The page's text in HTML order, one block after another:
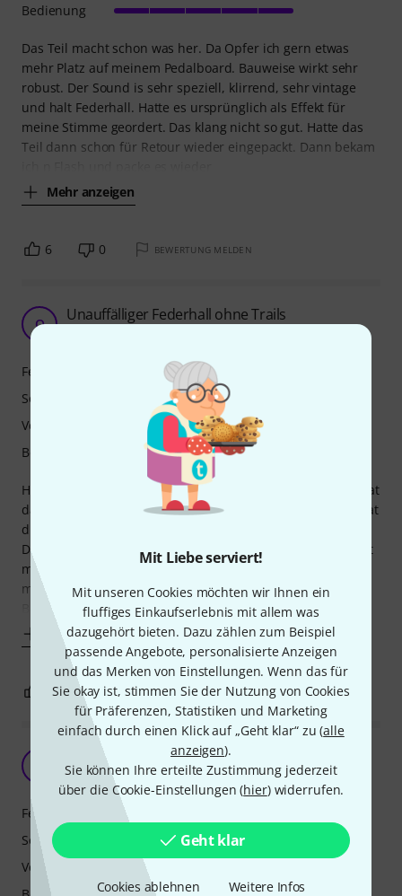
Mit Liebe serviert!
Mit unseren Cookies möchten wir Ihnen ein
fluffiges Einkaufserlebnis mit allem was
dazugehört bieten. Dazu zählen zum Beispiel
passende Angebote, personalisierte Anzeigen
und das Merken von Einstellungen. Wenn das für
Sie okay ist, stimmen Sie der Nutzung von Cookies
für Präferenzen, Statistiken und Marketing
einfach durch einen Klick auf „Geht klar“ zu (alle
anzeigen).
Sie können Ihre erteilte Zustimmung jederzeit
über die Cookie-Einstellungen (hier) widerrufen.
Geht klar
Cookies ablehnen Weitere Infos
Das Teil macht schon was her. Da Opfer ich gern etwas
mehr Platz auf meinem Pedalboard. Bauweise wirkt sehr
robust. Der Sound is sehr speziell, klirrend, sehr vintage
und halt Federhall. Hatte es ursprünglich als Effekt für
meine Stimme geordert. Das klang nicht so gut. Hatte das
Teil dann schon für Retour wieder eingepackt. Dann bekam
Mehr anzeigen
Bedienung
6 0 BEWERTUNG MELDEN
O Unauffälliger Federhall ohne Trails
Habs mit dem White Whale V2 verglichen. Grundsätzlich hat
das Echofix weniger Höhen und ist unauffälliger. Ja man hat
die Klangregler - die haben aber daran wenig geändert..
Der Trail wird grundsätzlich abgeschnitten - deshalb merkt
man gar nicht richtig, dass das ein Federhall ist. Kann man
mögen, muss man nicht..
Beim White Whale kann man das einstellen
Mehr anzeigen
Features
Sound
Verarbeitung
Bedienung
0 BEWERTUNG MELDEN
Solider Spring Reverb
FabFry 08.11.2024
Features
Sound
Verarbeitung